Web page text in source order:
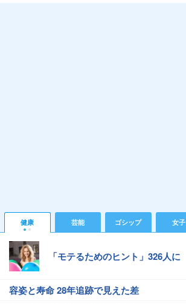
健康 芸能 ゴシップ 女子
「モテるためのヒント」326人に
容姿と寿命 28年追跡で見えた差